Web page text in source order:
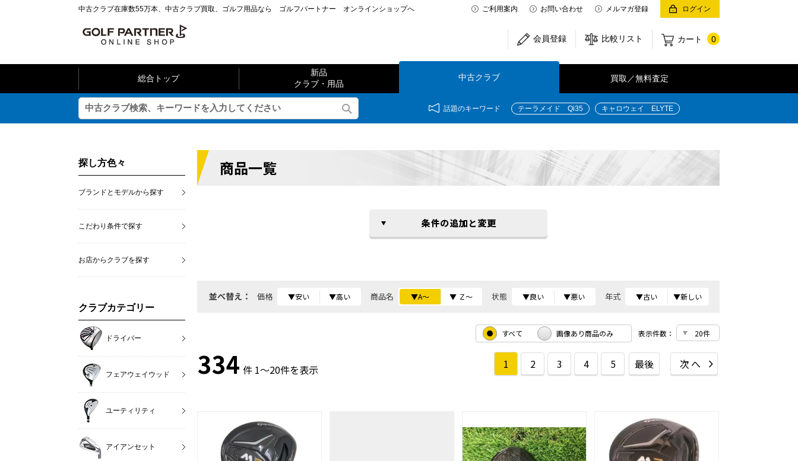
中古クラブ在庫数55万本、中古クラブ買取、ゴルフ用品なら ゴルフパートナー オンラインショップへ ご利用案内 お問い合わせ メルマガ登録 ログイン
カート 0
比較リスト
会員登録
総合トップ
新品
クラブ・用品
中古クラブ 買取／無料査定
話題のキーワード テーラメイド Qi35 キャロウェイ ELYTE
商品一覧
並べ替え： 価格 ▼安い ▼高い 商品名 ▼A～ ▼ Ｚ～ 状態 ▼良い ▼悪い 年式 ▼古い ▼新しい
すべて 画像あり商品のみ 表示件数：
334 件 1～20件を表示 1 2 3 4 5 最後 次へ
探し方色々
ブランドとモデルから探す
こだわり条件で探す
お店からクラブを探す
クラブカテゴリー
ドライバー
フェアウェイウッド
ユーティリティ
アイアンセット